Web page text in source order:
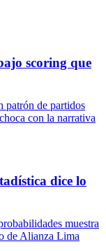
scoring que
patrón de partidos
con la narrativa
dice lo
muestra
de Alianza Lima